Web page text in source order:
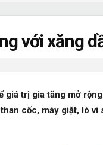
với xăng
giá trị gia tăng mở
cốc, máy giặt, lò vi